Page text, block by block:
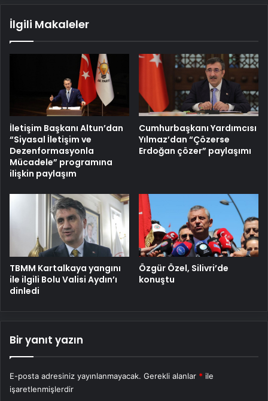
İlgili Makaleler
İletişim Başkanı Altun’dan
“Siyasal İletişim ve
Dezenformasyonla
Mücadele” programına
ilişkin paylaşım
Cumhurbaşkanı Yardımcısı
Yılmaz’dan “Çözerse
Erdoğan çözer” paylaşımı
TBMM Kartalkaya yangını
ile ilgili Bolu Valisi Aydın’ı
dinledi
Özgür Özel, Silivri’de
konuştu
Bir yanıt yazın
E-posta adresiniz yayınlanmayacak. Gerekli alanlar * ile
işaretlenmişlerdir